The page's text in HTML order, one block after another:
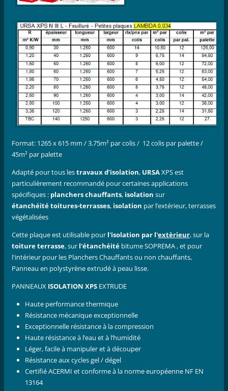
Format: 1265 x 615 mm / 3.75m² par colis / 12 colis par palette /
45m² par palette
Adapté pour tous lestravaux d’isolation, URSAXPS est
particulièrement recommandé pour certaines applications
spécifiques : planchers chauffants, isolationsur
étanchéitétoitures-terrasses, isolation par l’extérieur, terrasses
végétalisées
Cette plaque est utilisable pour l'isolation par l'extèrieur, sur la
toiture terrasse, sur l'étanchéité bitume SOPREMA , et pour
l'intérieur pour les Planchers Chauffants ou non chauffants,
Panneau en polystyrène extrudé à peau lisse.
PANNEAUX ISOLATION XPS EXTRUDE
Haute performance thermique
Résistance mécanique exceptionnelle
Exceptionnelle résistance à la compression
Haute résistance à l’eau et à l’humidité
Léger, facile à manipuler et à découper
Résistance aux cycles gel / dégel
Certifié ACERMI et conforme à la norme européenne NF EN
13164